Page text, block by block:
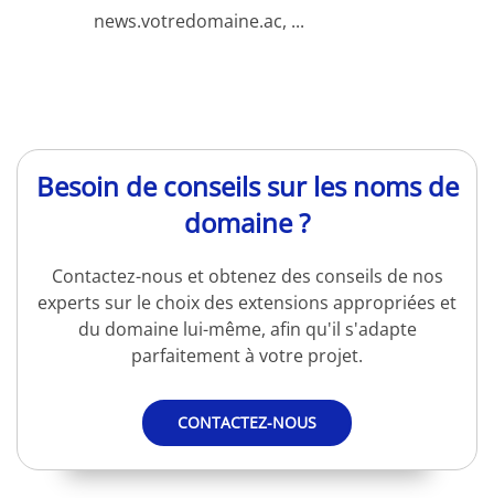
news.votredomaine.ac, ...
Besoin de conseils sur les noms de
domaine ?
Contactez-nous et obtenez des conseils de nos
experts sur le choix des extensions appropriées et
du domaine lui-même, afin qu'il s'adapte
parfaitement à votre projet.
CONTACTEZ-NOUS